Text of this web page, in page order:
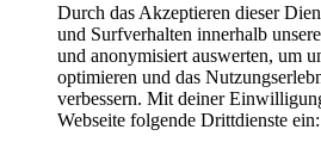
Durch das Akzeptieren dieser
und Surfverhalten innerhalb
und anonymisiert auswerten, um
optimieren und das
verbessern. Mit deiner
Webseite folgende Drittdienste ein: